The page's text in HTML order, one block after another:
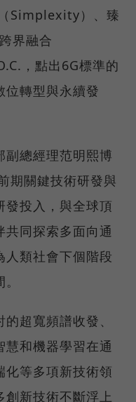
Simplexity）、臻
界融合
，點出6G標準的
位轉型與永續發
副總經理范明熙博
期關鍵技術研發與
發投入，與全球頂
同探索多面向通
人類社會下個階段
超寬頻譜收發、
和機器學習在通
化等多項新技術領
創新技術不斷浮上